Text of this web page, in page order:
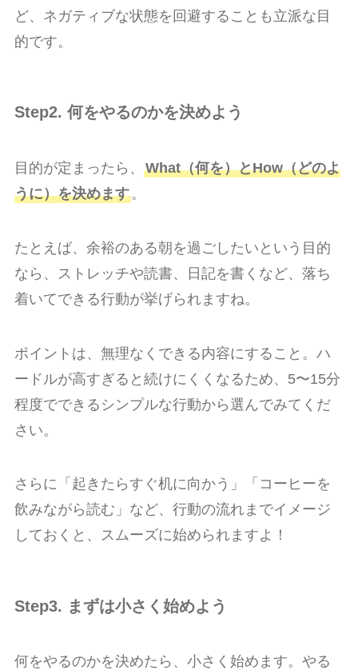
ど、ネガティブな状態を回避することも立派な目
的です。
Step2. 何をやるのかを決めよう
目的が定まったら、 What（何を）とHow（どのよ
うに）を決めます。
たとえば、余裕のある朝を過ごしたいという目的
なら、ストレッチや読書、日記を書くなど、落ち
着いてできる行動が挙げられますね。
ポイントは、無理なくできる内容にすること。ハ
ードルが高すぎると続けにくくなるため、5〜15分
程度でできるシンプルな行動から選んでみてくだ
さい。
さらに「起きたらすぐ机に向かう」「コーヒーを
飲みながら読む」など、行動の流れまでイメージ
しておくと、スムーズに始められますよ！
Step3. まずは小さく始めよう
何をやるのかを決めたら、小さく始めます。やる